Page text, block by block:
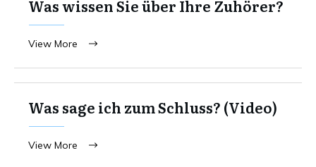
Was wissen Sie über Ihre Zuhörer?
View More
Was sage ich zum Schluss? (Video)
View More